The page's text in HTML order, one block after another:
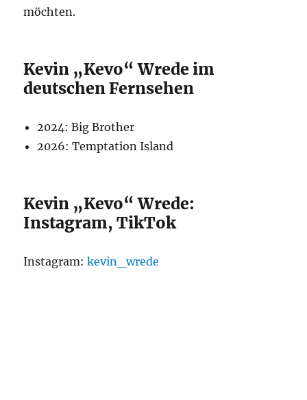
möchten.
Kevin „Kevo“ Wrede im
deutschen Fernsehen
2024: Big Brother
2026: Temptation Island
Kevin „Kevo“ Wrede:
Instagram, TikTok
Instagram:kevin_wrede